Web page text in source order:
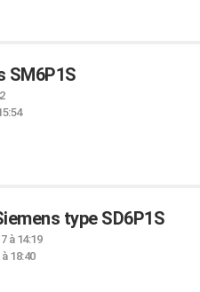
SM6P1S
type SD6P1S
à 14:19
18:40